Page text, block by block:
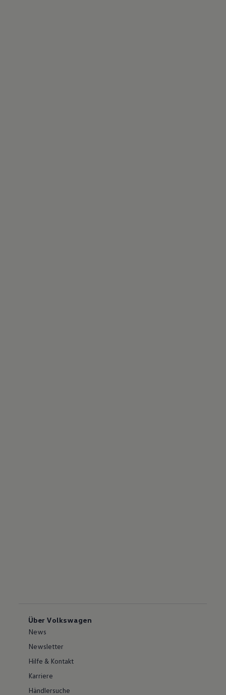
Über Volkswagen
News
Newsletter
Hilfe & Kontakt
Karriere
Händlersuche